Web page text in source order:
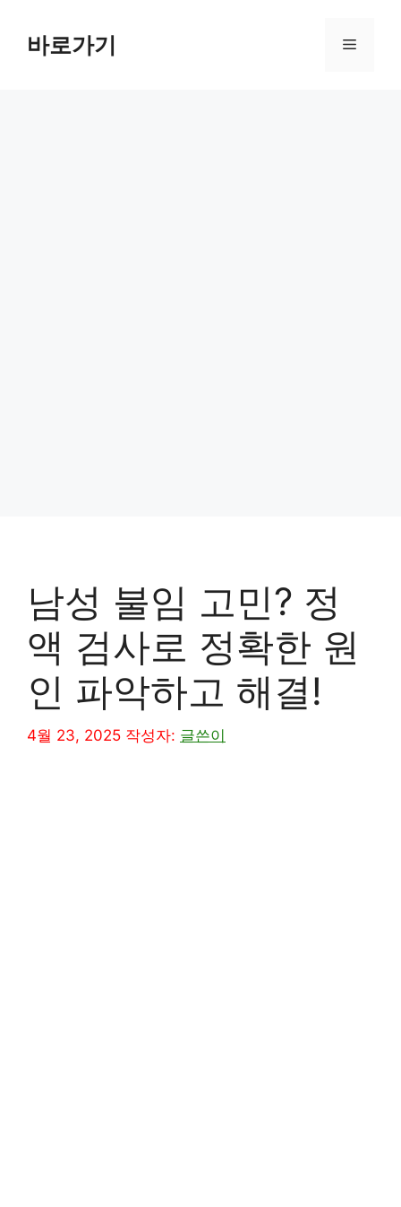
바로가기 메
남성 불임 고민? 정
액 검사로 정확한 원
인 파악하고 해결!
4월 23, 2025 작성자: 글쓴이